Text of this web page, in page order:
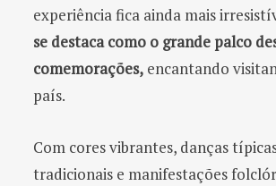
experiência fica ainda mais
se destaca como o grande palco
comemorações, encantando
país.
Com cores vibrantes, danças
tradicionais e manifestações